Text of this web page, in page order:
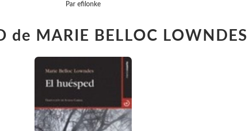
Par efilonke
de MARIE BELLOC LOWNDES